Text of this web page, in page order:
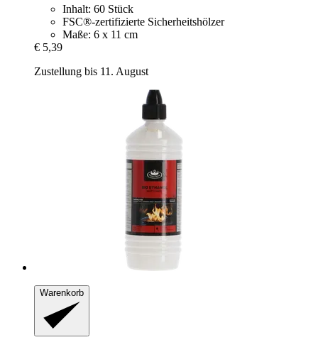
Inhalt: 60 Stück
FSC®-zertifizierte Sicherheitshölzer
Maße: 6 x 11 cm
€ 5,39
Zustellung bis 11. August
Warenkorb